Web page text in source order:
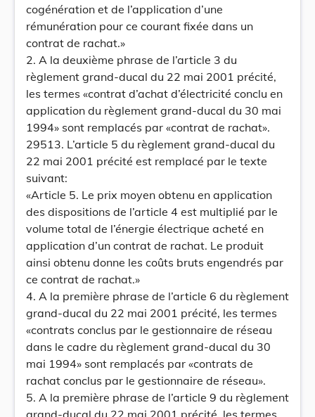
cogénération et de l’application d’une
rémunération pour ce courant fixée dans un
contrat de rachat.»
2. A la deuxième phrase de l’article 3 du
règlement grand-ducal du 22 mai 2001 précité,
les termes «contrat d’achat d’électricité conclu en
application du règlement grand-ducal du 30 mai
1994» sont remplacés par «contrat de rachat».
29513. L’article 5 du règlement grand-ducal du
22 mai 2001 précité est remplacé par le texte
suivant:
«Article 5. Le prix moyen obtenu en application
des dispositions de l’article 4 est multiplié par le
volume total de l’énergie électrique acheté en
application d’un contrat de rachat. Le produit
ainsi obtenu donne les coûts bruts engendrés par
ce contrat de rachat.»
4. A la première phrase de l’article 6 du règlement
grand-ducal du 22 mai 2001 précité, les termes
«contrats conclus par le gestionnaire de réseau
dans le cadre du règlement grand-ducal du 30
mai 1994» sont remplacés par «contrats de
rachat conclus par le gestionnaire de réseau».
5. A la première phrase de l’article 9 du règlement
grand-ducal du 22 mai 2001 précité, les termes